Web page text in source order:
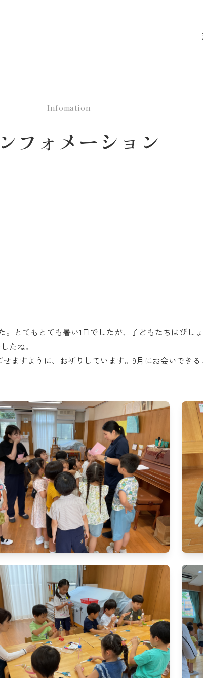
Infomation
フォメーション
とてもとても暑い1日でしたが、子どもたちはびし
たね。
ますように、お祈りしています。9月にお会いできる